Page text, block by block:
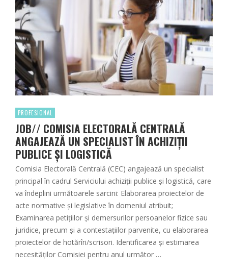
PROFESIONAL
JOB// COMISIA ELECTORALĂ CENTRALĂ
ANGAJEAZĂ UN SPECIALIST ÎN ACHIZIȚII
PUBLICE ȘI LOGISTICĂ
Comisia Electorală Centrală (CEC) angajează un specialist
principal în cadrul Serviciului achiziții publice și logistică, care
va îndeplini următoarele sarcini: Elaborarea proiectelor de
acte normative şi legislative în domeniul atribuit;
Examinarea petiţiilor şi demersurilor persoanelor fizice sau
juridice, precum şi a contestaţiilor parvenite, cu elaborarea
proiectelor de hotărîri/scrisori. Identificarea și estimarea
necesităților Comisiei pentru anul următor …